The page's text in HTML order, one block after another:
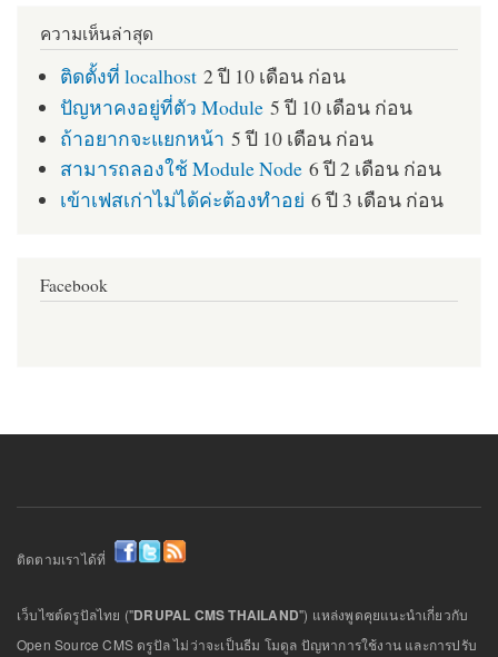
ความเห็นล่าสุด
ติดตั้งที่ localhost 2 ปี 10 เดือน ก่อน
ปัญหาคงอยู่ที่ตัว Module 5 ปี 10 เดือน ก่อน
ถ้าอยากจะแยกหน้า 5 ปี 10 เดือน ก่อน
สามารถลองใช้ Module Node 6 ปี 2 เดือน ก่อน
เข้าเฟสเก่าไม่ได้ค่ะต้องทำอย่ 6 ปี 3 เดือน ก่อน
Facebook
ติดตามเราได้ที่
เว็บไซต์ดรูปัลไทย ("DRUPAL CMS THAILAND") แหล่งพูดคุยแนะนำเกี่ยวกับ
Open Source CMS ดรูปัล ไม่ว่าจะเป็นธีม โมดูล ปัญหาการใช้งาน และการปรับ